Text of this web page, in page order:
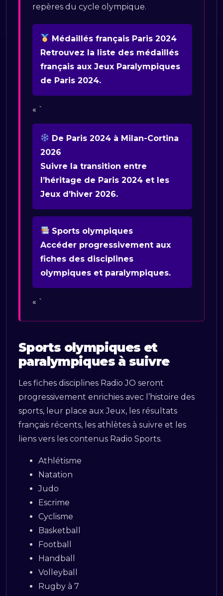
repères du cycle olympique.
Médaillés français Paris 2024
Retrouvez la liste des médaillés
français aux Jeux Paralympiques
de Paris 2024.
« `
De Paris 2024 à Milan-Cortina
2026
Suivre la transition entre
l’héritage de Paris 2024 et les
Jeux d’hiver 2026.
Sports olympiques
Accéder progressivement aux
fiches des disciplines
olympiques et paralympiques.
« `
Sports olympiques et
paralympiques à suivre
Les fiches disciplines Radio JO seront
progressivement enrichies avec l’histoire des
sports, leur place aux Jeux, les résultats
français récents, les athlètes à suivre et les
liens vers les contenus Radio Sports.
Athlétisme
Natation
Judo
Escrime
Cyclisme
Basketball
Football
Handball
Volleyball
Rugby à 7